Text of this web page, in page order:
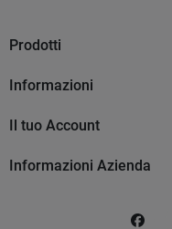
Prodotti
Informazioni
Il tuo Account
Informazioni Azienda